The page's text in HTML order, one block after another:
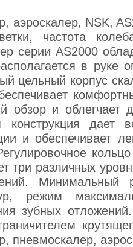
аэроскалер, NSK,
частота
серии AS2000
в руке
цельный корпус
обзор и облегчает
дает
и обеспечивает
три различных
Минимальный
режим
зубных
пневмоскалер,